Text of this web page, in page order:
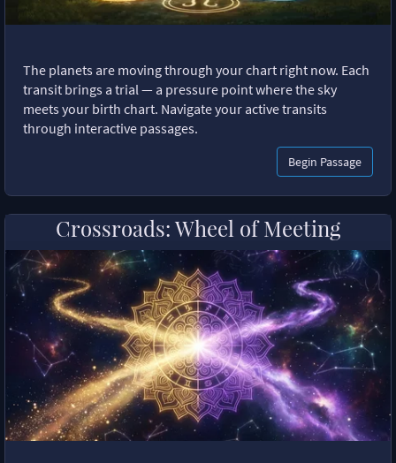
The planets are moving through your chart right now. Each
transit brings a trial — a pressure point where the sky
meets your birth chart. Navigate your active transits
through interactive passages.
Begin Passage
Crossroads: Wheel of Meeting